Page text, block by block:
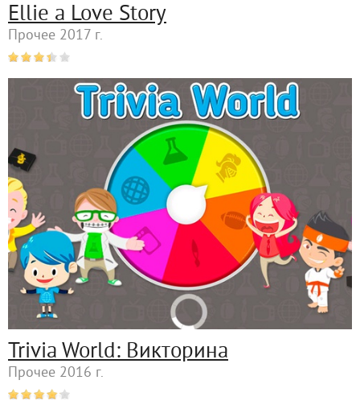
Ellie a Love Story
Прочее 2017 г.
Trivia World: Викторина
Прочее 2016 г.